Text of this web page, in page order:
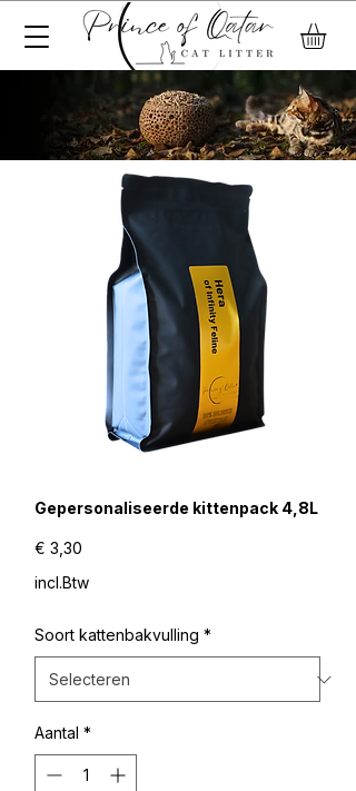
Gepersonaliseerde kittenpack 4,8L
€ 3,30
incl.Btw
Soort kattenbakvulling *
Aantal *